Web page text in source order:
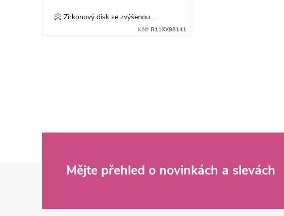
📀 Zirkonový disk se zvýšenou...
Kód:R11XX98141
á
Mějte přehled o novinkách a slevách